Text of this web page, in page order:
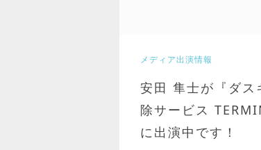
安田 隼士が『ダス
除サービス
に出演中です！
メディア出演情報